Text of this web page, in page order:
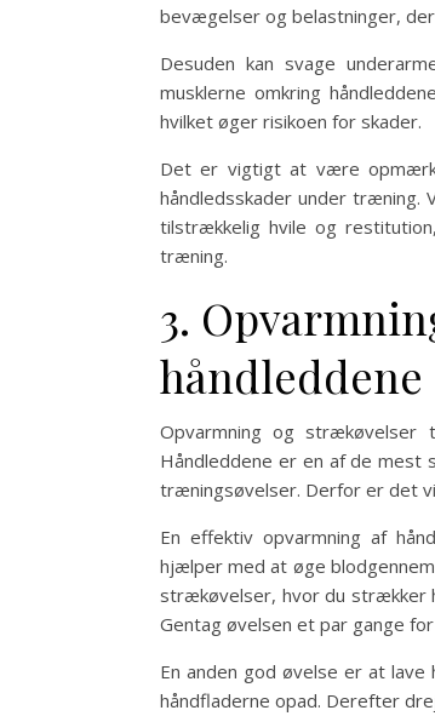
bevægelser og belastninger, der
Desuden kan svage
musklerne omkring
hvilket øger risikoen for skader.
Det er vigtigt at være
håndledsskader under træning.
tilstrækkelig hvile og
træning.
3.
håndleddene
Opvarmning og strækøvelser
Håndleddene er en af de mest
træningsøvelser. Derfor er det
En effektiv opvarmning af
hjælper med at øge
strækøvelser, hvor du strækker
Gentag øvelsen et par gange
En anden god øvelse er at
håndfladerne opad. Derefter